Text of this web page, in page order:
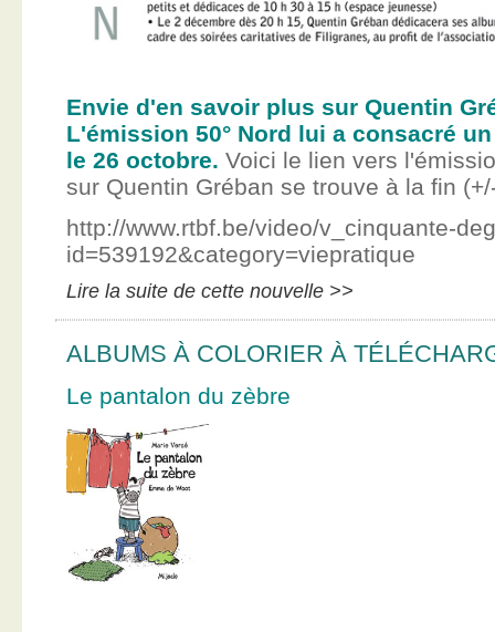
Envie d'en savoir plus sur Quentin
L'émission 50° Nord lui a consacré
le 26 octobre. Voici le lien vers
sur Quentin Gréban se trouve à la fin
http://www.rtbf.be/video/v_cinquante-
id=539192&category=viepratique
Lire la suite de cette nouvelle >>
ALBUMS À COLORIER À
Le pantalon du zèbre